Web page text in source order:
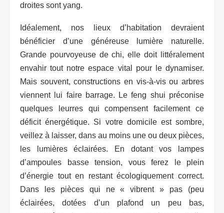
droites sont yang.
Idéalement, nos lieux d’habitation devraient
bénéficier d’une généreuse lumière naturelle.
Grande pourvoyeuse de chi, elle doit littéralement
envahir tout notre espace vital pour le dynamiser.
Mais souvent, constructions en vis-à-vis ou arbres
viennent lui faire barrage. Le feng shui préconise
quelques leurres qui compensent facilement ce
déficit énergétique. Si votre domicile est sombre,
veillez à laisser, dans au moins une ou deux pièces,
les lumières éclairées. En dotant vos lampes
d’ampoules basse tension, vous ferez le plein
d’énergie tout en restant écologiquement correct.
Dans les pièces qui ne « vibrent » pas (peu
éclairées, dotées d’un plafond un peu bas,